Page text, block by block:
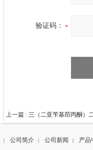
验证码：
上一篇 : 三（二亚苄基茚丙酮）
| 公司简介 | 公司新闻 | 产品